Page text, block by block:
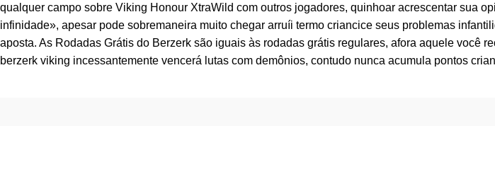
qualquer campo sobre Viking Honour XtraWild com outros jogadores, quinhoar acrescentar sua
infinidade», apesar pode sobremaneira muito chegar arruíi termo criancice seus problemas
aposta. As Rodadas Grátis do Berzerk são iguais às rodadas grátis regulares, afora aquele você
berzerk viking incessantemente vencerá lutas com demônios, contudo nunca acumula pontos